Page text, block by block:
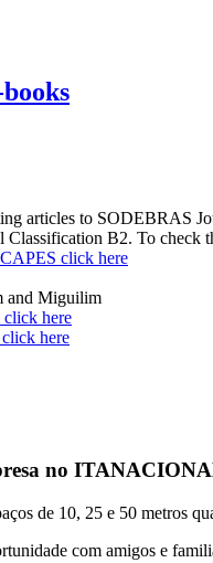
articles to SODEBRAS
B2. To check
click here
and Miguilim
here
here
no
de 10, 25 e 50 metros
com amigos e